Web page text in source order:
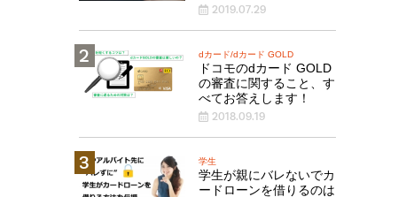
2019.07.29
dカード/dカード GOLD
ドコモのdカード GOLD
の審査に関すること、す
べてお答えします！
2018.09.19
学生
学生が親にバレないでカ
ードローンを借りるのは